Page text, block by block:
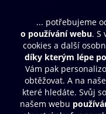
Obsah ke stažení
Moje O2 Knihovna
Další zábava